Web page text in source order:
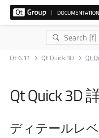
Qt 6.11 Qt Quick 3D Qt
Qt Quick 3D
ディテールレベ